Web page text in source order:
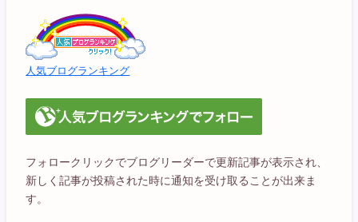
人気ブログランキング
フォロークリックでブログリーダーで更新記事が表示され、
新しく記事が投稿された時に通知を受け取ることが出来ま
す。